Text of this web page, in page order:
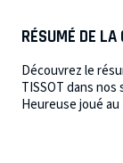
RÉSUMÉ DE
Découvrez le
TISSOT dans nos
Heureuse joué au